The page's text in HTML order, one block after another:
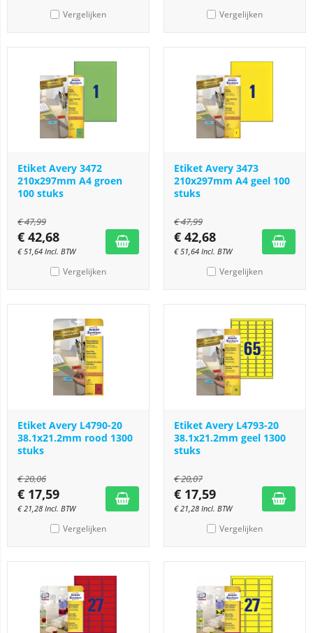
Vergelijken Vergelijken
Etiket Avery 3472
210x297mm A4 groen
100 stuks
€47,99
€ 42,68
€51,64 Incl. BTW
Vergelijken
Etiket Avery 3473
210x297mm A4 geel 100
stuks
€47,99
€ 42,68
€51,64 Incl. BTW
Vergelijken
Etiket Avery L4790-20
38.1x21.2mm rood 1300
stuks
€20,06
€ 17,59
€21,28 Incl. BTW
Vergelijken
Etiket Avery L4793-20
38.1x21.2mm geel 1300
stuks
€20,07
€ 17,59
€21,28 Incl. BTW
Vergelijken